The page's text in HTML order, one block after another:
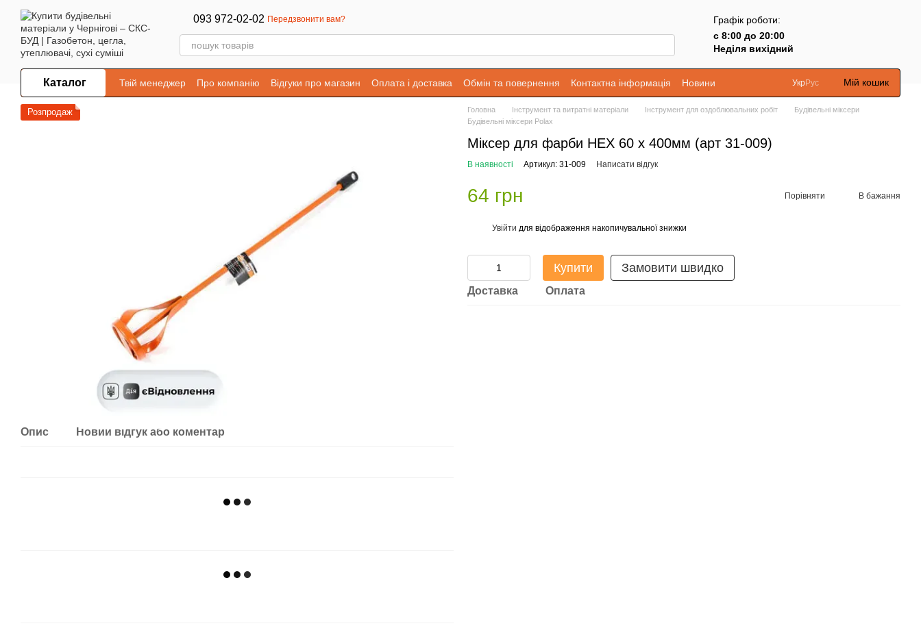
Перейти до основного контенту
093 972-02-02 Передзвонити вам?
Графік роботи:
с 8:00 до 20:00
Неділя вихідний
Каталог Твій менеджер Про компанію Відгуки про магазин Оплата і доставка Обмін та повернення Контактна інформація Новини УкрРус Мій кошик
Розпродаж
Опис Новий відгук або коментар
Головна Інструмент та витратні матеріали Інструмент для оздоблювальних робіт
Будівельні міксери
Будівельні міксери Polax
Міксер для фарби HEX 60 х 400мм (арт 31-009)
В наявності Артикул: 31-009 Написати відгук
64 грн Порівняти В бажання
Увійти для відображення накопичувальної знижки
Купити Замовити швидко
Доставка Оплата